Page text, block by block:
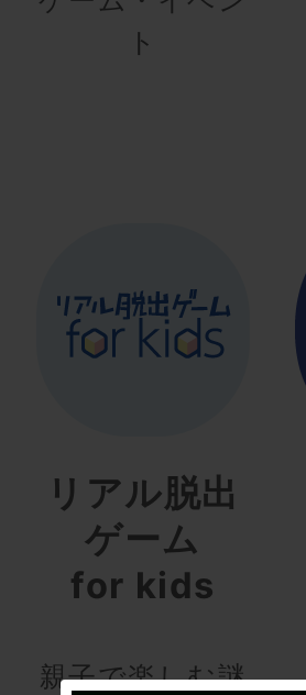
ト
リアル脱出
ゲーム
for kids
親子で楽しむ謎